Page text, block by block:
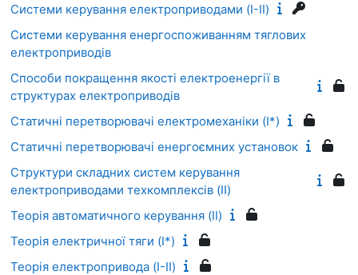
Системи керування електроприводами (I-II)
Системи керування енергоспоживанням тяглових
електроприводів
Способи покращення якості електроенергії в
структурах електроприводів
Статичні перетворювачі електромеханіки (I*)
Статичні перетворювачі енергоємних установок
Структури складних систем керування
електроприводами техкомплексів (II)
Теорія автоматичного керування (II)
Теорія електричної тяги (I*)
Теорія електропривода (I-II)